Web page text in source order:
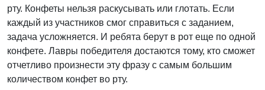
рту. Конфеты нельзя раскусывать или глотать. Если
каждый из участников смог справиться с заданием,
задача усложняется. И ребята берут в рот еще по одной
конфете. Лавры победителя достаются тому, кто сможет
отчетливо произнести эту фразу с самым большим
количеством конфет во рту.